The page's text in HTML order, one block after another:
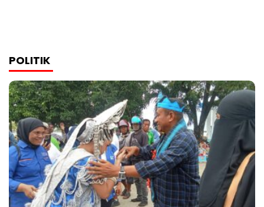
POLITIK